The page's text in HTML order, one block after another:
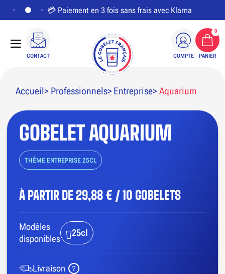
💳 Paiement en 3 fois sans frais avec Klarna
CONTACT COMPTE PANIER
0
Accueil Professionnels Entreprise Aquarium
PERSONNALISER LE VISUEL
GOBELET AQUARIUM
THÈME ENTREPRISE 25CL
À PARTIR DE 29,88 € / 10 GOBELETS
Modèles
disponibles
25cl
Livraison